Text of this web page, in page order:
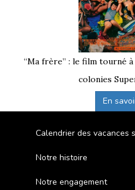
“Ma frère” : le film tourné
colonies
En
Calendrier des vacances
Notre histoire
Notre engagement